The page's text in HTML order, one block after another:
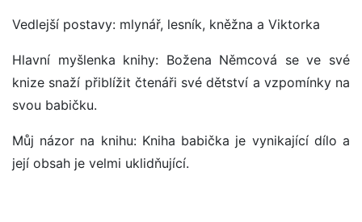
Vedlejší postavy: mlynář, lesník, kněžna a Viktorka
Hlavní myšlenka knihy: Božena Němcová se ve své
knize snaží přiblížit čtenáři své dětství a vzpomínky na
svou babičku.
Můj názor na knihu: Kniha babička je vynikající dílo a
její obsah je velmi uklidňující.